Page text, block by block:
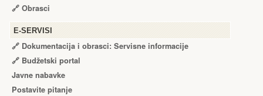
🔗 Obrasci
Е-SERVISI
🔗 Dokumentacija i obrasci: Servisne informacije
🔗 Budžetski portal
Javne nabavke
Postavite pitanje